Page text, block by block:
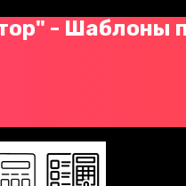
- Шаблоны